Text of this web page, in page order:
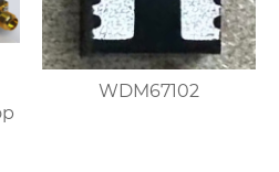
WDM67102